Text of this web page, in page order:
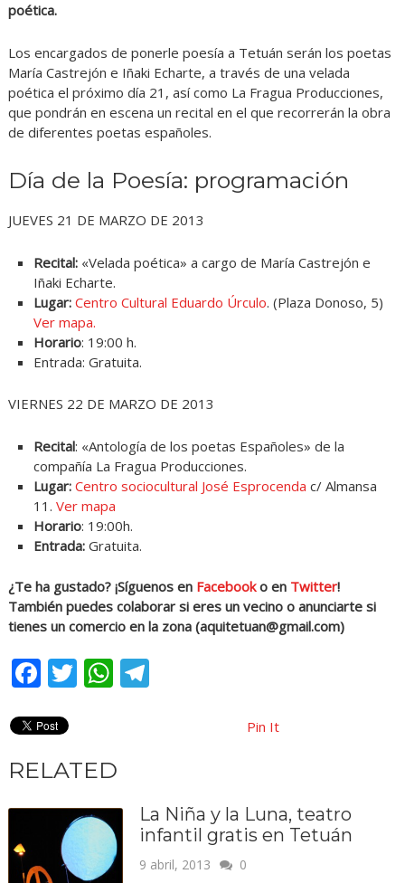
poética.
Los encargados de ponerle poesía a Tetuán serán los poetas
María Castrejón e Iñaki Echarte, a través de una velada
poética el próximo día 21, así como La Fragua Producciones,
que pondrán en escena un recital en el que recorrerán la obra
de diferentes poetas españoles.
Día de la Poesía: programación
JUEVES 21 DE MARZO DE 2013
Recital: «Velada poética» a cargo de María Castrejón e
Iñaki Echarte.
Lugar: Centro Cultural Eduardo Úrculo. (Plaza Donoso, 5)
Ver mapa.
Horario: 19:00 h.
Entrada: Gratuita.
VIERNES 22 DE MARZO DE 2013
Recital: «Antología de los poetas Españoles» de la
compañía La Fragua Producciones.
Lugar: Centro sociocultural José Esprocenda c/ Almansa
11. Ver mapa
Horario: 19:00h.
Entrada: Gratuita.
¿Te ha gustado? ¡Síguenos en Facebooko en Twitter!
También puedes colaborar si eres un vecino o anunciarte si
tienes un comercio en la zona (aquitetuan@gmail.com)
Facebook
Twitter
WhatsApp
Telegram
Pin It
RELATED
La Niña y la Luna, teatro
infantil gratis en Tetuán
9 abril, 2013 0